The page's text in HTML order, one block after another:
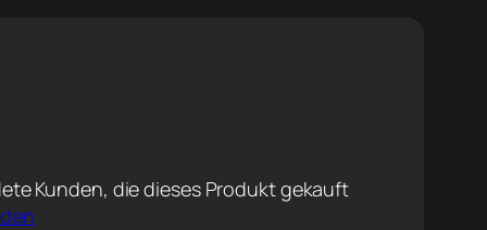
Kunden, die dieses Produkt gekauft